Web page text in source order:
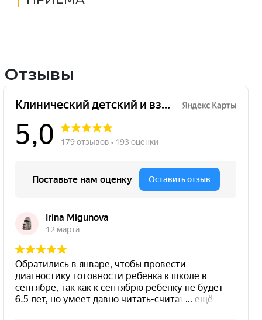
Отзывы